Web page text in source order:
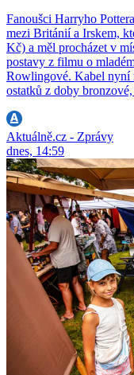
Fanoušci Harryho
mezi Británií a Irskem,
Kč) a měl procházet v
postavy z filmu o
Rowlingové. Kabel nyní
ostatků z doby
Aktuálně.cz - Zprávy
dnes, 14:59